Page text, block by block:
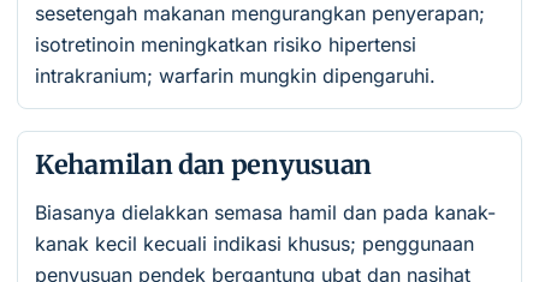
sesetengah makanan mengurangkan penyerapan;
isotretinoin meningkatkan risiko hipertensi
intrakranium; warfarin mungkin dipengaruhi.
Kehamilan dan penyusuan
Biasanya dielakkan semasa hamil dan pada kanak-
kanak kecil kecuali indikasi khusus; penggunaan
penyusuan pendek bergantung ubat dan nasihat